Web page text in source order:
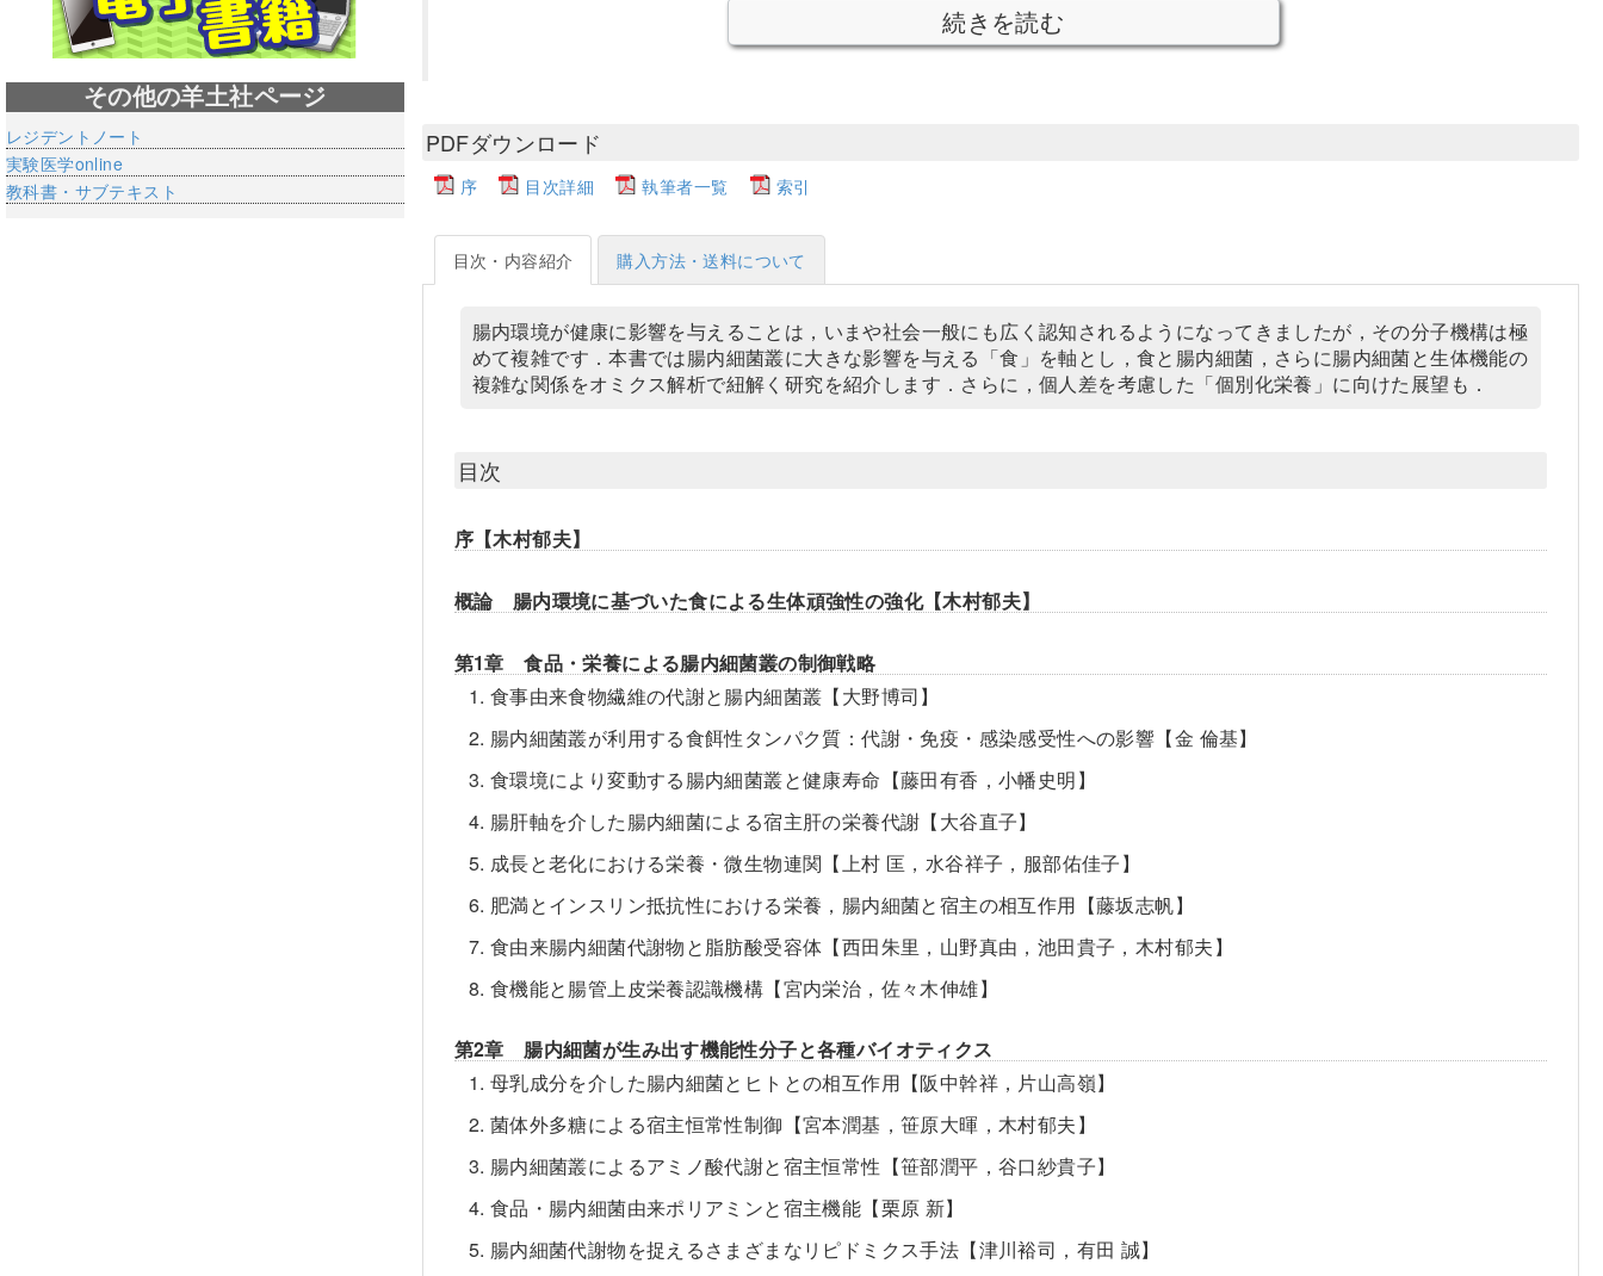
続きを読む
PDFダウンロード
序 目次詳細 執筆者一覧 索引
目次・内容紹介 購入方法・送料について
腸内環境が健康に影響を与えることは，いまや社会一般にも広く認知されるようになってきましたが，その分子機構は極
めて複雑です．本書では腸内細菌叢に大きな影響を与える「食」を軸とし，食と腸内細菌，さらに腸内細菌と生体機能の
複雑な関係をオミクス解析で紐解く研究を紹介します．さらに，個人差を考慮した「個別化栄養」に向けた展望も．
目次
序【木村郁夫】
概論 腸内環境に基づいた食による生体頑強性の強化【木村郁夫】
第1章 食品・栄養による腸内細菌叢の制御戦略
1. 食事由来食物繊維の代謝と腸内細菌叢【大野博司】
2. 腸内細菌叢が利用する食餌性タンパク質：代謝・免疫・感染感受性への影響【金 倫基】
3. 食環境により変動する腸内細菌叢と健康寿命【藤田有香，小幡史明】
4. 腸肝軸を介した腸内細菌による宿主肝の栄養代謝【大谷直子】
5. 成長と老化における栄養・微生物連関【上村 匡，水谷祥子，服部佑佳子】
6. 肥満とインスリン抵抗性における栄養，腸内細菌と宿主の相互作用【藤坂志帆】
7. 食由来腸内細菌代謝物と脂肪酸受容体【西田朱里，山野真由，池田貴子，木村郁夫】
8. 食機能と腸管上皮栄養認識機構【宮内栄治，佐々木伸雄】
第2章 腸内細菌が生み出す機能性分子と各種バイオティクス
1. 母乳成分を介した腸内細菌とヒトとの相互作用【阪中幹祥，片山高嶺】
2. 菌体外多糖による宿主恒常性制御【宮本潤基，笹原大暉，木村郁夫】
3. 腸内細菌叢によるアミノ酸代謝と宿主恒常性【笹部潤平，谷口紗貴子】
4. 食品・腸内細菌由来ポリアミンと宿主機能【栗原 新】
5. 腸内細菌代謝物を捉えるさまざまなリピドミクス手法【津川裕司，有田 誠】
その他の羊土社ページ
レジデントノート
実験医学online
教科書・サブテキスト